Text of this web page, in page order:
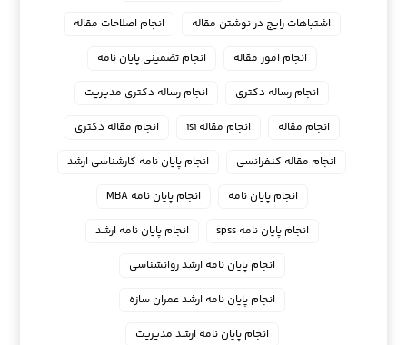
اشتباهات رایج در نوشتن مقاله
انجام اصلاحات مقاله
انجام امور مقاله
انجام تضمینی پایان نامه
انجام رساله دکتری
انجام رساله دکتری مدیریت
انجام مقاله
انجام مقاله isi
انجام مقاله دکتری
انجام مقاله کنفرانسی
انجام پايان نامه كارشناسي ارشد
انجام پایان نامه
انجام پایان نامه MBA
انجام پایان نامه spss
انجام پایان نامه ارشد
انجام پایان نامه ارشد روانشناسی
انجام پایان نامه ارشد عمران سازه
انجام پایان نامه ارشد مدیریت